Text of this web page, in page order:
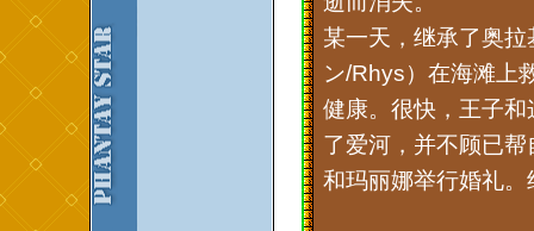
某一天，继承了奥
ン/Rhys）在海滩上
健康。很快，王子
了爱河，并不顾已
和玛丽娜举行婚礼